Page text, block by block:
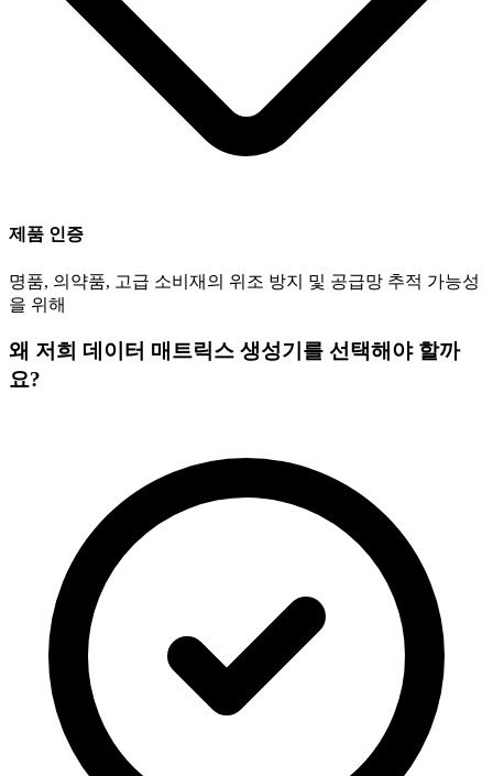
제품 인증
명품, 의약품, 고급 소비재의 위조 방지 및 공급망 추적 가능성
을 위해
왜 저희 데이터 매트릭스 생성기를 선택해야 할까
요?